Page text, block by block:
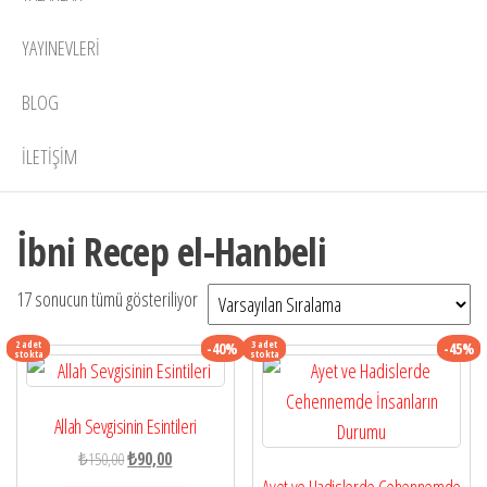
YAYINEVLERI
BLOG
İLETIŞIM
İbni Recep el-Hanbeli
17 sonucun tümü gösteriliyor
2 adet
stokta -40%
Allah Sevgisinin Esintileri
₺150,00Orijinal
₺90,00Şu
3 adet
stokta -45%